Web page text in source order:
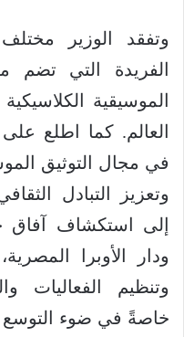
وتفقد الوزير
الفريدة التي تضم
الموسيقية
العالم. كما اطلع
في مجال التوثيق
وتعزيز التبادل
إلى استكشاف آفاق
ودار الأوبرا
وتنظيم الفعاليات
خاصةً في ضوء التوسع